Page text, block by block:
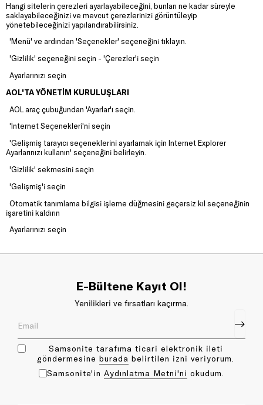
Hangi sitelerin çerezleri ayarlayabileceğini, bunları ne kadar süreyle
saklayabileceğinizi ve mevcut çerezlerinizi görüntüleyip
yönetebileceğinizi yapılandırabilirsiniz.
'Menü' ve ardından 'Seçenekler' seçeneğini tıklayın.
'Gizlilik' seçeneğini seçin - 'Çerezler'i seçin
Ayarlarınızı seçin
AOL'TA YÖNETİM KURULUŞLARI
AOL araç çubuğundan 'Ayarlar'ı seçin.
'İnternet Seçenekleri'ni seçin
'Gelişmiş tarayıcı seçeneklerini ayarlamak için Internet Explorer
Ayarlarınızı kullanın' seçeneğini belirleyin.
'Gizlilik' sekmesini seçin
'Gelişmiş'i seçin
Otomatik tanımlama bilgisi işleme düğmesini geçersiz kıl seçeneğinin
işaretini kaldırın
Ayarlarınızı seçin
E-Bültene Kayıt Ol!
Yenilikleri ve fırsatları kaçırma.
Samsonite tarafıma ticari elektronik ileti
göndermesine bu rada belirtilen izni veriyorum.
Samsonite'in Aydınlatma Metni'ni okudum.